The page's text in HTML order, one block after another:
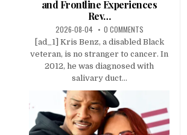
and Frontline Experiences
Rev…
2026-08-04 0 COMMENTS
[ad_1] Kris Benz, a disabled Black
veteran, is no stranger to cancer. In
2012, he was diagnosed with
salivary duct...